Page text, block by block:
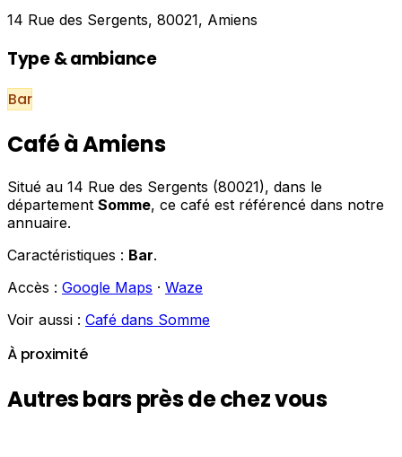
14 Rue des Sergents, 80021, Amiens
Type & ambiance
Bar
Café à Amiens
Situé au 14 Rue des Sergents (80021), dans le
département Somme, ce café est référencé dans notre
annuaire.
Caractéristiques : Bar.
Accès : Google Maps · Waze
Voir aussi : Café dans Somme
À proximité
Autres bars près de chez vous